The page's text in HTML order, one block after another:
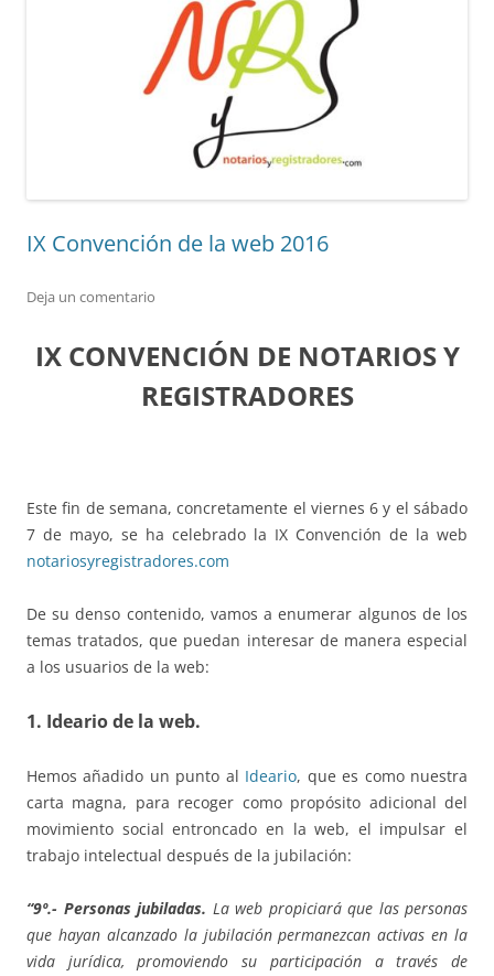
IX Convención de la web 2016
Deja un comentario
IX CONVENCIÓN DE NOTARIOS Y
REGISTRADORES
Este fin de semana, concretamente el viernes 6 y el sábado
7 de mayo, se ha celebrado la IX Convención de la web
notariosyregistradores.com
De su denso contenido, vamos a enumerar algunos de los
temas tratados, que puedan interesar de manera especial
a los usuarios de la web:
1. Ideario de la web.
Hemos añadido un punto al Ideario, que es como nuestra
carta magna, para recoger como propósito adicional del
movimiento social entroncado en la web, el impulsar el
trabajo intelectual después de la jubilación:
“9º.- Personas jubiladas. La web propiciará que las personas
que hayan alcanzado la jubilación permanezcan activas en la
vida jurídica, promoviendo su participación a través de